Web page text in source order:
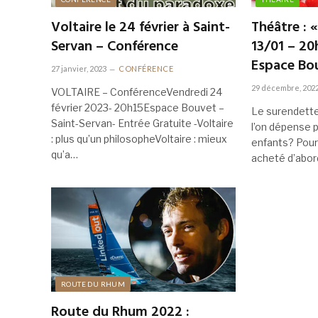
Voltaire le 24 février à Saint-
Servan – Conférence
27 janvier, 2023 CONFÉRENCE
VOLTAIRE – ConférenceVendredi 24
février 2023- 20h15Espace Bouvet –
Saint-Servan- Entrée Gratuite -Voltaire
: plus qu’un philosopheVoltaire : mieux
qu’a…
Théâtre :
13/01 –
Espace
29 décembre,
Le
l’on dépense
enfants?
acheté
ROUTE DU RHUM
Route du Rhum 2022 :